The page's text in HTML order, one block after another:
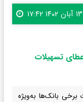
۱۳ آبان ۱۴۰۲ ۱۷:۴۲
تسهیلات
برخی بانک‌ها به‌ویژه